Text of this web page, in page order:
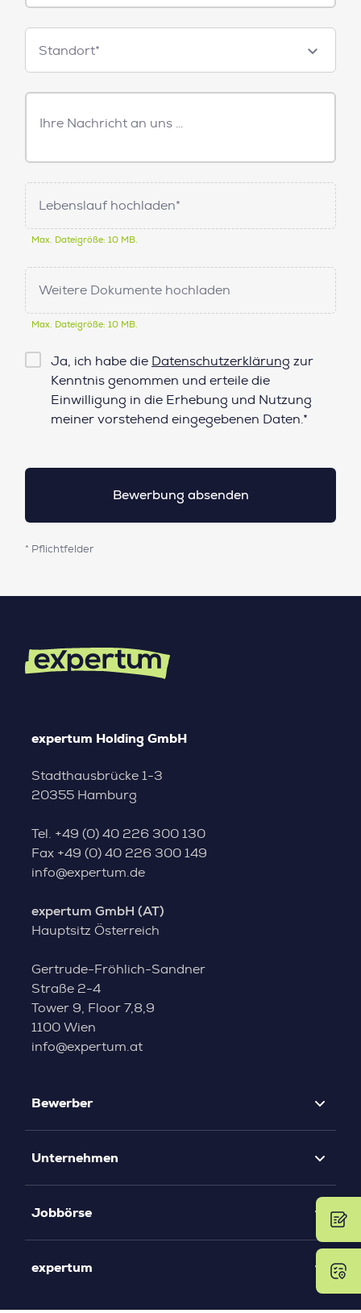
Standorte
Standort*
Freitext
Nachricht
Lebenslauf hochladen*
Max. Dateigröße: 10 MB.
Weitere Dokumente hochladen
Max. Dateigröße: 10 MB.
Checkbox
Datenschutz*
Ja, ich habe die Datenschutzerklärung zur
Kenntnis genommen und erteile die
Einwilligung in die Erhebung und Nutzung
meiner vorstehend eingegebenen Daten.*
* Pflichtfelder
expertum Holding GmbH
Stadthausbrücke 1-3
20355 Hamburg
Tel. +49 (0) 40 226 300 130
Fax +49 (0) 40 226 300 149
info@expertum.de
expertum GmbH (AT)
Hauptsitz Österreich
Gertrude-Fröhlich-Sandner
Straße 2-4
Tower 9, Floor 7,8,9
1100 Wien
info@expertum.at
Bewerber
Unternehmen
Jobbörse
expertum